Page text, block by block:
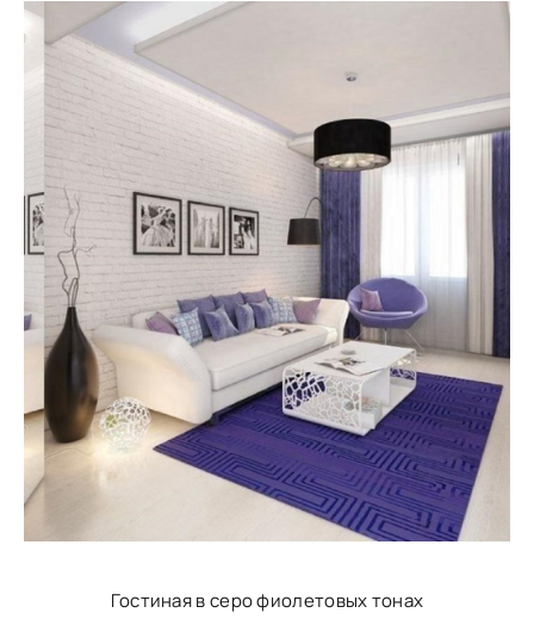
Гостиная в серо фиолетовых тонах